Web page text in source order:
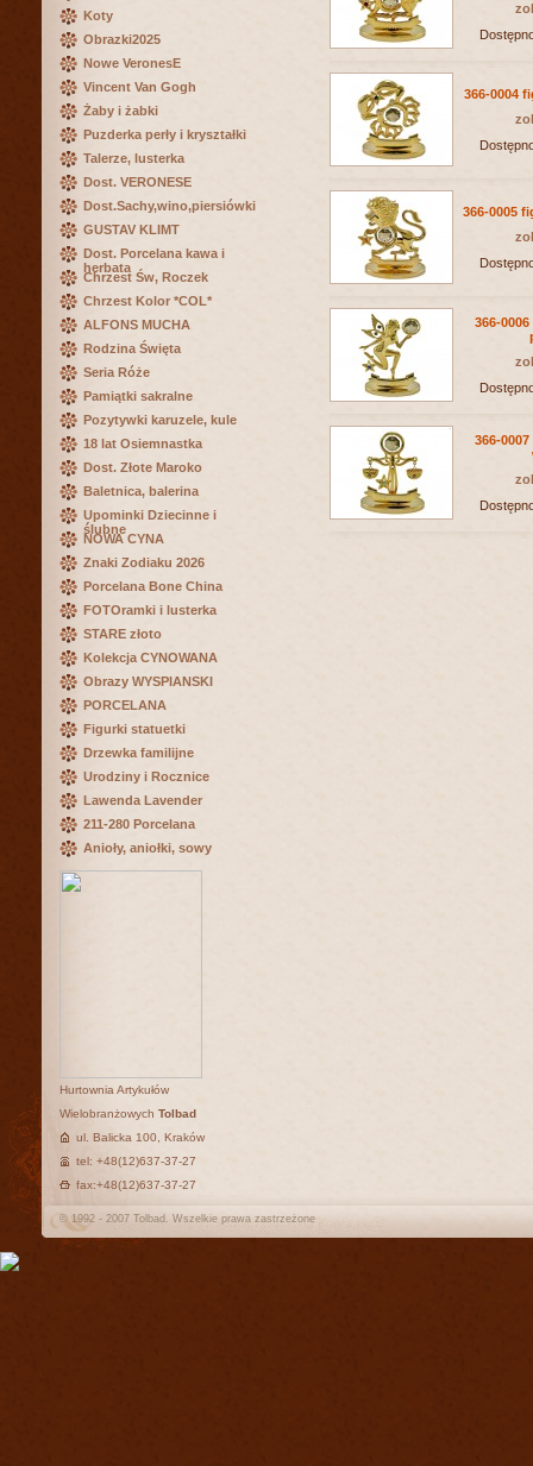
Koty
Obrazki2025
Nowe VeronesE
Vincent Van Gogh
Żaby i żabki
Puzderka perły i kryształki
Talerze, lusterka
Dost. VERONESE
Dost.Sachy,wino,piersiówki
GUSTAV KLIMT
Dost. Porcelana kawa i
herbata
Chrzest Św, Roczek
Chrzest Kolor *COL*
ALFONS MUCHA
Rodzina Święta
Seria Róże
Pamiątki sakralne
Pozytywki karuzele, kule
18 lat Osiemnastka
Dost. Złote Maroko
Baletnica, balerina
Upominki Dziecinne i
ślubne
NOWA CYNA
Znaki Zodiaku 2026
Porcelana Bone China
FOTOramki i lusterka
STARE złoto
Kolekcja CYNOWANA
Obrazy WYSPIANSKI
PORCELANA
Figurki statuetki
Drzewka familijne
Urodziny i Rocznice
Lawenda Lavender
211-280 Porcelana
Anioły, aniołki, sowy
366-0004
366-0005
366-
366-
Hurtownia Artykułów
Wielobranżowych Tolbad
ul. Balicka 100, Kraków
tel: +48(12)637-37-27
fax:+48(12)637-37-27
© 1992 - 2007 Tolbad. Wszelkie prawa zastrzeżone